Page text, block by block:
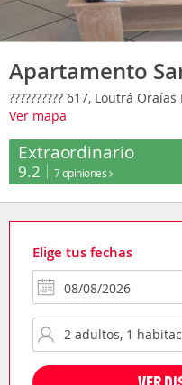
Apartamento
?????????? 617, Loutrá
Ver mapa
Extraordinario
9.2 7 opiniones
Elige tus fechas